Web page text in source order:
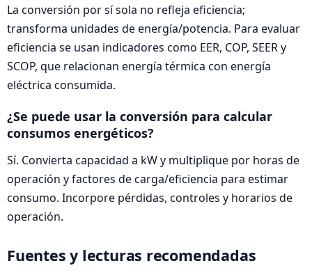
La conversión por sí sola no refleja eficiencia;
transforma unidades de energía/potencia. Para evaluar
eficiencia se usan indicadores como EER, COP, SEER y
SCOP, que relacionan energía térmica con energía
eléctrica consumida.
¿Se puede usar la conversión para calcular
consumos energéticos?
Sí. Convierta capacidad a kW y multiplique por horas de
operación y factores de carga/eficiencia para estimar
consumo. Incorpore pérdidas, controles y horarios de
operación.
Fuentes y lecturas recomendadas